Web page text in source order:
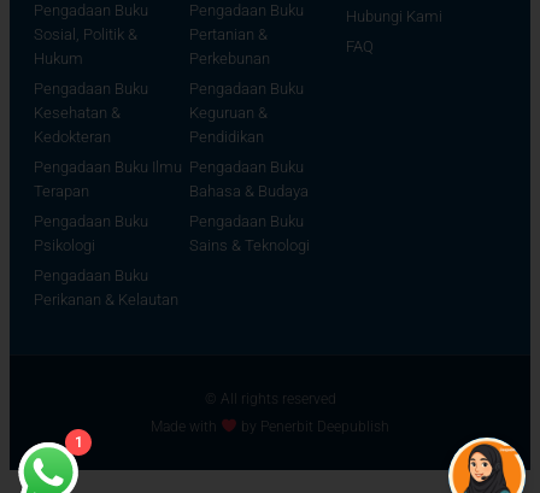
Pengadaan Buku
Sosial, Politik &
Hukum
Pengadaan Buku
Kesehatan &
Kedokteran
Pengadaan Buku Ilmu
Terapan
Pengadaan Buku
Psikologi
Pengadaan Buku
Perikanan & Kelautan
Pengadaan Buku
Pertanian &
Perkebunan
Pengadaan Buku
Keguruan &
Pendidikan
Pengadaan Buku
Bahasa & Budaya
Pengadaan Buku
Sains & Teknologi
Hubungi Kami
FAQ
© All rights reserved
Made with
by Penerbit Deepublish
1